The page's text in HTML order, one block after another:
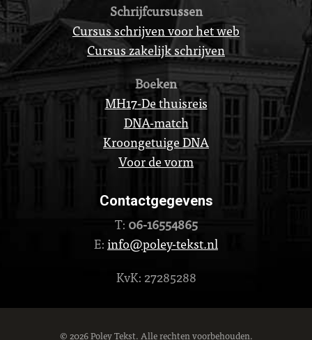
Schrijfcursussen
Cursus schrijven voor het web
Cursus zakelijk schrijven
Boeken
MH17-De thuisreis
DNA-match
Kroongetuige DNA
Voor de vorm
Contactgegevens
T: 06-16554865
E:info@poley-tekst.nl
KvK: 27285288
© 2026 Poley Tekst. Alle rechten voorbehouden.